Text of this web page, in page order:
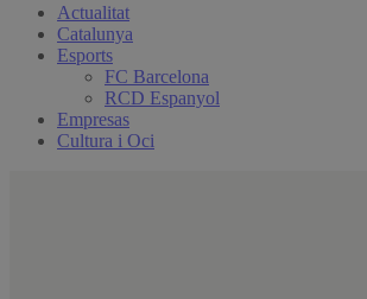
Actualitat
Catalunya
Esports
FC Barcelona
RCD Espanyol
Empresas
Cultura i Oci